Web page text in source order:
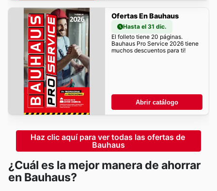
Ofertas En Bauhaus
Hasta el 31 dic.
El folleto tiene 20 páginas.
Bauhaus Pro Service 2026 tiene
muchos descuentos para ti!
Abrir catálogo
Haz clic aquí para ver todas las ofertas de
Bauhaus
¿Cuál es la mejor manera de ahorrar
en Bauhaus?